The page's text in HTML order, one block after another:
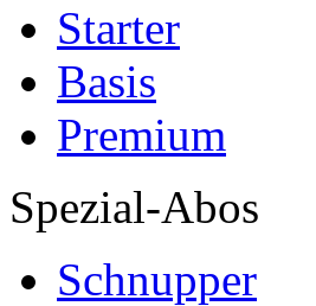
Starter
Basis
Premium
Spezial-Abos
Schnupper